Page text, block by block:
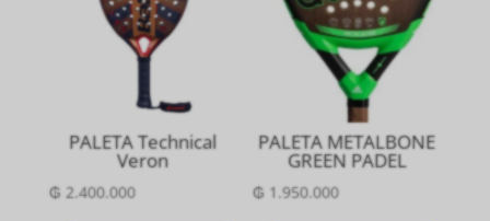
PALETA Technical
Veron
₲2.400.000
PALETA METALBONE
GREEN PADEL
₲ 1.950.000